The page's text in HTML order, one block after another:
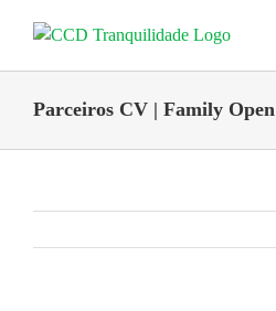
Parceiros CV | Family